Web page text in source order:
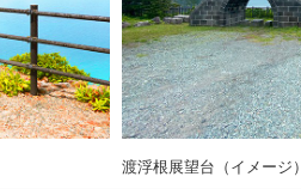
渡浮根展望台（イメージ）